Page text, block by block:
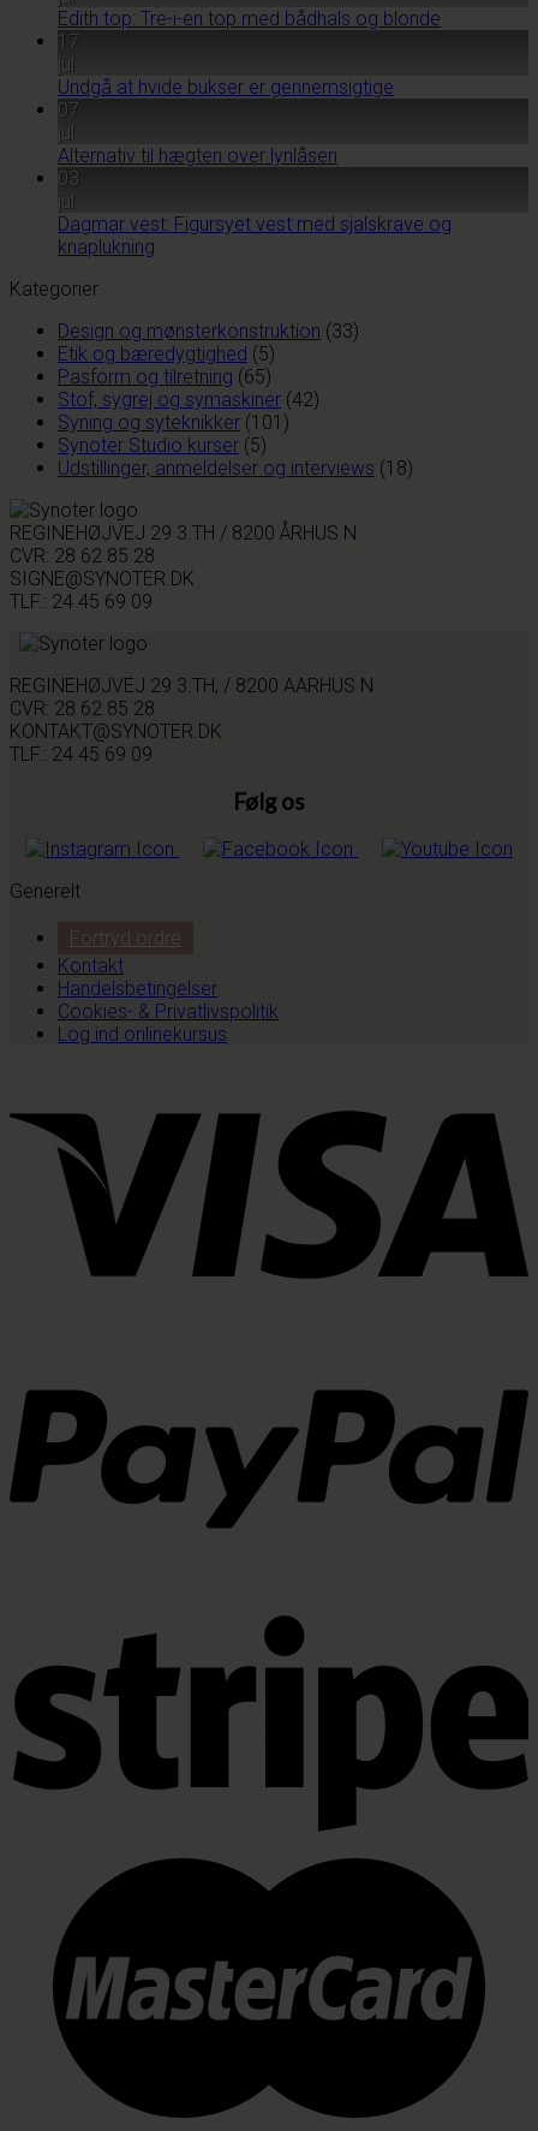
Edith top: Tre-i-en top med bådhals og blonde
17
jul
Undgå at hvide bukser er gennemsigtige
07
jul
Alternativ til hægten over lynlåsen
03
jul
Dagmar vest: Figursyet vest med sjalskrave og
knaplukning
Kategorier
Design og mønsterkonstruktion (33)
Etik og bæredygtighed (5)
Pasform og tilretning (65)
Stof, sygrej og symaskiner (42)
Syning og syteknikker (101)
Synoter Studio kurser (5)
Udstillinger, anmeldelser og interviews (18)
REGINEHØJVEJ 29 3.TH / 8200 ÅRHUS N
CVR: 28 62 85 28
SIGNE@SYNOTER.DK
TLF.: 24 45 69 09
REGINEHØJVEJ 29 3.TH, / 8200 AARHUS N
CVR: 28 62 85 28
KONTAKT@SYNOTER.DK
TLF.: 24 45 69 09
Følg os
Generelt
Fortryd ordre
Kontakt
Handelsbetingelser
Cookies- & Privatlivspolitik
Log ind onlinekursus